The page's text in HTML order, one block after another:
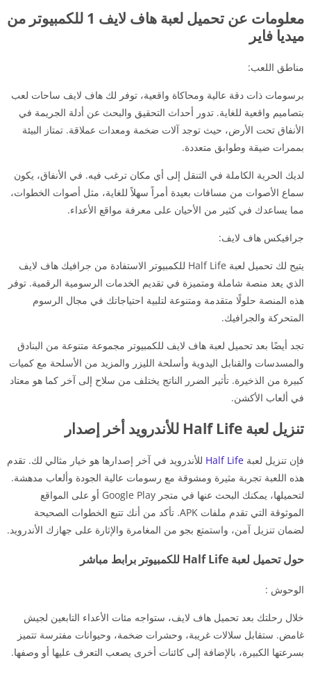
معلومات عن تحميل لعبة هاف لايف 1 للكمبيوتر من
ميديا فاير
مناطق اللعب:
برسومات ذات دقة عالية ومحاكاة واقعية، توفر لك هاف لايف ساحات لعب
بتصاميم واقعية للغاية. تدور أحداث التحقيق والبحث عن أدلة الجريمة في
الأنفاق تحت الأرض، حيث توجد آلات ضخمة ومعدات عملاقة. تمتاز البيئة
بممرات ضيقة وطوابق متعددة.
لديك الحرية الكاملة في التنقل إلى أي مكان ترغب فيه. في الأنفاق، يكون
سماع الأصوات من مسافات بعيدة أمراً سهلاً للغاية، مثل أصوات الخطوات،
مما يساعدك في كثير من الأحيان على معرفة مواقع الأعداء.
جرافيكس هاف لايف:
يتيح لك تحميل لعبة Half Life للكمبيوتر الاستفادة من جرافيك هاف لايف
الذي يعد منصة شاملة ومتميزة في تقديم الخدمات الرسومية الرقمية. توفر
هذه المنصة حلولًا متقدمة ومتنوعة لتلبية احتياجاتك في مجال الرسوم
المتحركة والجرافيك.
تجد أيضًا بعد تحميل لعبة هاف لايف للكمبيوتر مجموعة متنوعة من البنادق
والمسدسات والقنابل اليدوية وأسلحة الليزر والمزيد من الأسلحة مع كميات
كبيرة من الذخيرة. تأثير الضرر الناتج يختلف من سلاح إلى آخر كما هو معتاد
في ألعاب الأكشن.
تنزيل لعبة Half Life للأندرويد أخر إصدار
فإن تنزيل لعبة Half Life للأندرويد في آخر إصدارها هو خيار مثالي لك. تقدم
هذه اللعبة تجربة مثيرة ومشوقة مع رسومات عالية الجودة وألعاب مدهشة.
لتحميلها، يمكنك البحث عنها في متجر Google Play أو على المواقع
الموثوقة التي تقدم ملفات APK. تأكد من أنك تتبع الخطوات الصحيحة
لضمان تنزيل آمن، واستمتع بجو من المغامرة والإثارة على جهازك الأندرويد.
حول تحميل لعبة Half Life للكمبيوتر برابط مباشر
الوحوش :
خلال رحلتك بعد تحميل هاف لايف، ستواجه مئات الأعداء التابعين لجيش
غامض. ستقابل سلالات غريبة، وحشرات ضخمة، وحيوانات مفترسة تتميز
بسرعتها الكبيرة، بالإضافة إلى كائنات أخرى يصعب التعرف عليها أو وصفها.